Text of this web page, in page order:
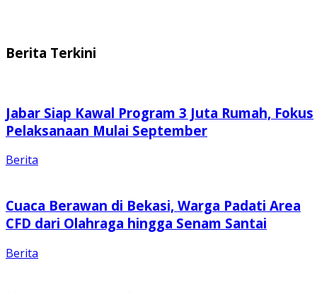
Berita Terkini
Jabar Siap Kawal Program 3 Juta Rumah, Fokus
Pelaksanaan Mulai September
Berita
Cuaca Berawan di Bekasi, Warga Padati Area
CFD dari Olahraga hingga Senam Santai
Berita